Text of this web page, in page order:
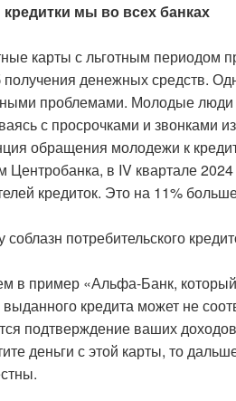
мы во всех банках
карты с льготным периодом
получения денежных средств.
проблемами. Молодые люди
с просрочками и звонками
обращения молодежи к
Центробанка, в IV квартале
кредиток. Это на 11%
соблазн потребительского
в пример «Альфа-Банк,
кредита может не
подтверждение ваших
деньги с этой карты, то